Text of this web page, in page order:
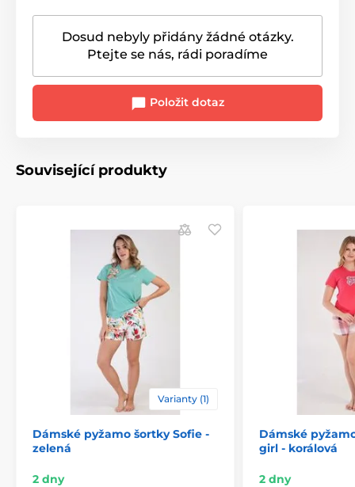
Dosud nebyly přidány žádné otázky.
Ptejte se nás, rádi poradíme
Položit dotaz
Související produkty
Varianty (1)
Dámské pyžamo šortky Sofie -
zelená
2 dny
Dámské
girl - korálová
2 dny